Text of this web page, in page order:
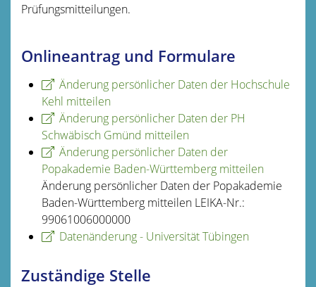
Prüfungsmitteilungen.
Onlineantrag und Formulare
Änderung persönlicher Daten der Hochschule
Kehl mitteilen
Änderung persönlicher Daten der PH
Schwäbisch Gmünd mitteilen
Änderung persönlicher Daten der
Popakademie Baden-Württemberg mitteilen
Änderung persönlicher Daten der Popakademie
Baden-Württemberg mitteilen LEIKA-Nr.:
99061006000000
Datenänderung - Universität Tübingen
Zuständige Stelle